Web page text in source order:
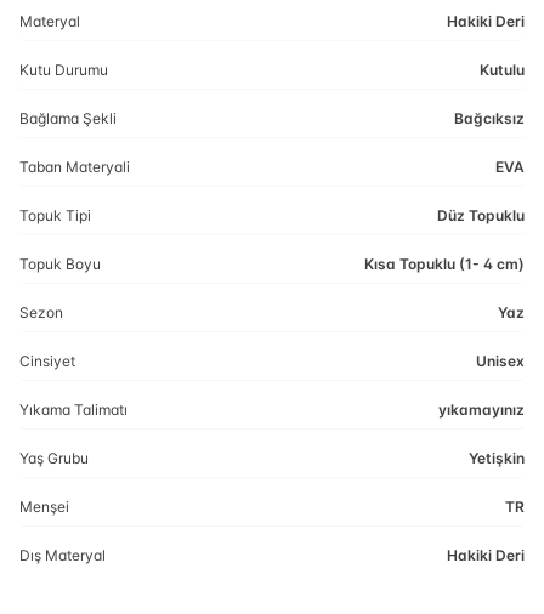
Materyal Hakiki Deri
Kutu Durumu Kutulu
Bağlama Şekli Bağcıksız
Taban Materyali EVA
Topuk Tipi Düz Topuklu
Topuk Boyu Kısa Topuklu (1- 4 cm)
Sezon Yaz
Cinsiyet Unisex
Yıkama Talimatı yıkamayınız
Yaş Grubu Yetişkin
Menşei TR
Dış Materyal Hakiki Deri